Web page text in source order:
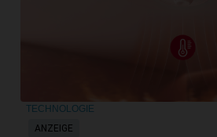
ANZEIGE
TECHNOLOGIE